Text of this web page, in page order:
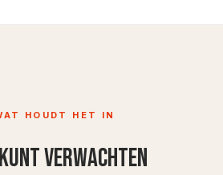
HOUDT HET IN
verwachten